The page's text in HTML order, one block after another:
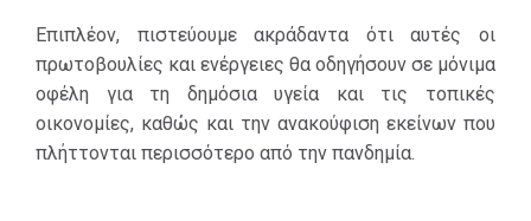
στο χρηματικό ποσό
που συλλέχθηκε.
- Προσέγγιση των
ανθρώπων της
Επιπλέον, πιστεύουμε ακράδαντα ότι αυτές οι
πρωτοβουλίες και ενέργειες θα οδηγήσουν σε μόνιμα
οφέλη για τη δημόσια υγεία και τις τοπικές
οικονομίες, καθώς και την ανακούφιση εκείνων που
πλήττονται περισσότερο από την πανδημία.